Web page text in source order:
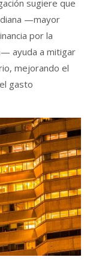
sugiere que
—mayor
por la
ayuda a mitigar
mejorando el
gasto